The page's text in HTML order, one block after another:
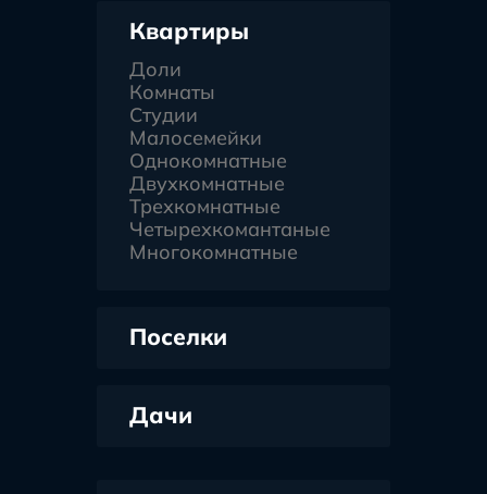
Квартиры
Доли
Комнаты
Студии
Малосемейки
Однокомнатные
Двухкомнатные
Трехкомнатные
Четырехкомантаные
Многокомнатные
Поселки
Дачи